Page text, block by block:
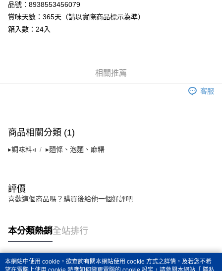
【關於「AFTEE先享後付」】
AFTEE先享後付是「在收到商品之後才付款」的支付方式。 讓您購物簡單
便利好安心！
１．簡單：不需註冊會員、不需綁卡、不需儲值。
１．於結帳方式選擇「AFTEE先享後付」後，將跳轉至「AFTEE先享後付」
購買商品的店家。未經商家同意取消之訂單仍視為有效，需透過AFTEE先享
後付繳納相關費用。
※ 交易是否成功請以「AFTEE先享後付 」之結帳頁面顯示為準，若有關於
１．透過由恩沛科技股份有限公司提供之「AFTEE先享後付」服務完成之交
易，需依本服務之必要範圍內提供個人資料，並將交易相關給付款項請求債
https://aftee.tw/terms/#terms3
３．未成年的使用者請事先徵得法定代理人或監護人之同意方可使用
任。
４．使用「AFTEE先享後付」時，將依據個別帳號之用戶狀況，依本公司即
運送方式
宅配
品號：8938553456079
賞味天數：365天（請以實際商品標示為準）
箱入數：24入
相關推薦
客服
商品相關分類 (1)
▸調味料◃ ▸麵條、泡麵、麻糬
評價
喜歡這個商品嗎？購買後給他一個好評吧
本分類熱銷全站排行
熱門標籤
本網站中使用 cookie，欲查詢有關本網站使用 cookie 方式之詳情，及若您不希